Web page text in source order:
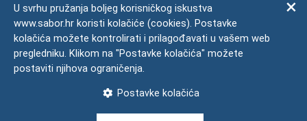
Zaštita osobnih podataka
Impressum
Česta pitanja
U svrhu pružanja boljeg korisničkog iskustva
www.sabor.hr koristi kolačiće (cookies). Postavke
kolačića možete kontrolirati i prilagođavati u vašem web
pregledniku. Klikom na "Postavke kolačića" možete
postaviti njihova ograničenja.
Postavke kolačića